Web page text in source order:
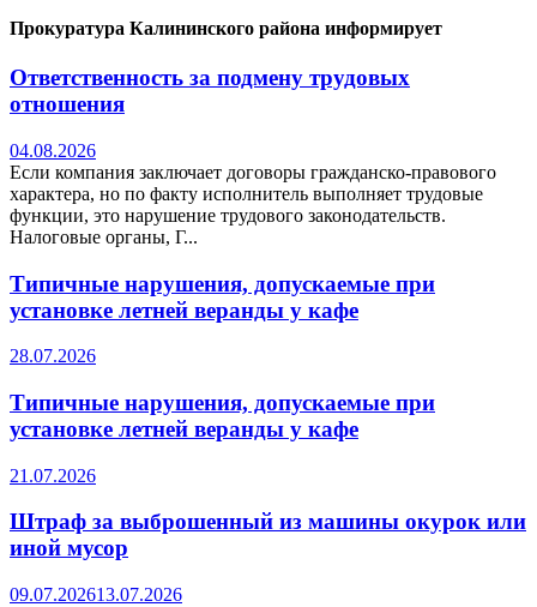
Прокуратура Калининского района информирует
Ответственность за подмену трудовых
отношения
04.08.2026
Если компания заключает договоры гражданско-правового
характера, но по факту исполнитель выполняет трудовые
функции, это нарушение трудового законодательств.
Налоговые органы, Г...
Типичные нарушения, допускаемые при
установке летней веранды у кафе
28.07.2026
Типичные нарушения, допускаемые при
установке летней веранды у кафе
21.07.2026
Штраф за выброшенный из машины окурок или
иной мусор
09.07.202613.07.2026